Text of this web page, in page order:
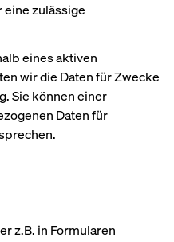
zulässige
eines aktiven
wir die Daten für Zwecke
Sie können einer
Daten für
z.B. in Formularen